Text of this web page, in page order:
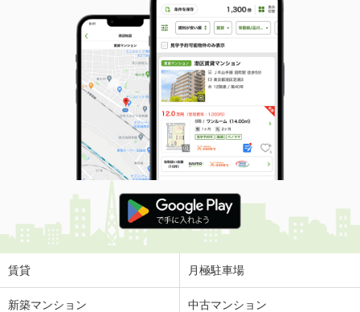
賃貸 月極駐車場
新築マンション 中古マンション